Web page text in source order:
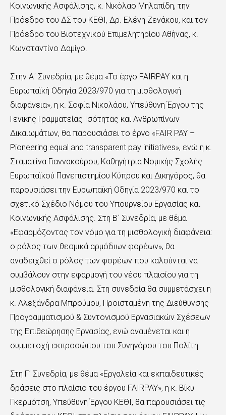
Κοινωνικής Ασφάλισης, κ. Νικόλαο Μηλαπίδη, την
Πρόεδρο του ΔΣ του ΚΕΘΙ, Δρ. Ελένη Ζενάκου, και τον
Πρόεδρο του Βιοτεχνικού Επιμελητηρίου Αθήνας, κ.
Κωνσταντίνο Δαμίγο.
Στην Α΄ Συνεδρία, με θέμα «Το έργο FAIRPAY και η
Ευρωπαϊκή Οδηγία 2023/970 για τη μισθολογική
διαφάνεια», η κ. Σοφία Νικολάου, Υπεύθυνη Έργου της
Γενικής Γραμματείας Ισότητας και Ανθρωπίνων
Δικαιωμάτων, θα παρουσιάσει το έργο «FAIR PAY –
Pioneering equal and transparent pay initiatives», ενώ η κ.
Σταματίνα Γιαννακούρου, Καθηγήτρια Νομικής Σχολής
Ευρωπαϊκού Πανεπιστημίου Κύπρου και Δικηγόρος, θα
παρουσιάσει την Ευρωπαϊκή Οδηγία 2023/970 και το
σχετικό Σχέδιο Νόμου του Υπουργείου Εργασίας και
Κοινωνικής Ασφάλισης. Στη Β΄ Συνεδρία, με θέμα
«Εφαρμόζοντας τον νόμο για τη μισθολογική διαφάνεια:
ο ρόλος των θεσμικά αρμόδιων φορέων», θα
αναδειχθεί ο ρόλος των φορέων που καλούνται να
συμβάλουν στην εφαρμογή του νέου πλαισίου για τη
μισθολογική διαφάνεια. Στη συνεδρία θα συμμετάσχει η
κ. Αλεξάνδρα Μπρούμου, Προϊσταμένη της Διεύθυνσης
Προγραμματισμού & Συντονισμού Εργασιακών Σχέσεων
της Επιθεώρησης Εργασίας, ενώ αναμένεται και η
συμμετοχή εκπροσώπου του Συνηγόρου του Πολίτη.
Στη Γ΄ Συνεδρία, με θέμα «Εργαλεία και εκπαιδευτικές
δράσεις στο πλαίσιο του έργου FAIRPAY», η κ. Βίκυ
Γκερμότση, Υπεύθυνη Έργου ΚΕΘΙ, θα παρουσιάσει τις